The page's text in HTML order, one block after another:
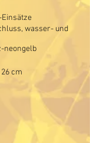
Einsätze
wasser- und
neongelb
cm